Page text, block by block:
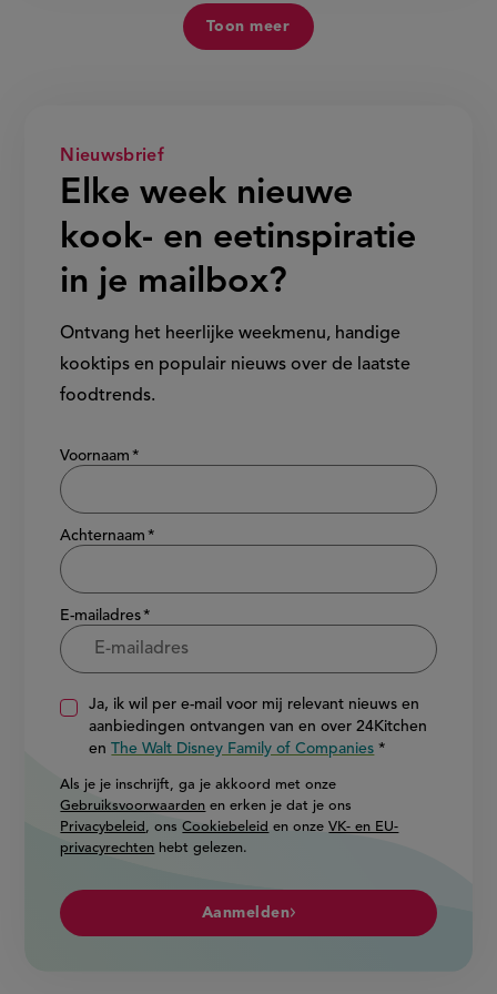
Toon meer
Nieuwsbrief
Elke week nieuwe
kook- en eetinspiratie
in je mailbox?
Ontvang het heerlijke weekmenu, handige
kooktips en populair nieuws over de laatste
foodtrends.
Show/hide
Voornaam
Achternaam
E-mailadres
Ja, ik wil per e-mail voor mij relevant nieuws en
aanbiedingen ontvangen van en over 24Kitchen
enThe Walt Disney Family of Companies
Als je je inschrijft, ga je akkoord met onze
Gebruiksvoorwaarden en erken je dat je ons
Privacybeleid , onsCookiebeleid en onzeVK- en EU-
privacyrechten hebt gelezen.
Aanmelden